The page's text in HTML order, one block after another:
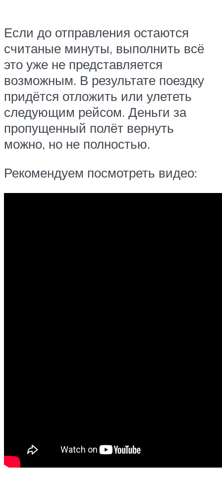
Если до отправления остаются
считаные минуты, выполнить всё
это уже не представляется
возможным. В результате поездку
придётся отложить или улететь
следующим рейсом. Деньги за
пропущенный полёт вернуть
можно, но не полностью.
Рекомендуем посмотреть видео: